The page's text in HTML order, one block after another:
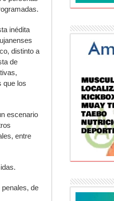
inédita
distinto a
de
que los
escenario
entre
de